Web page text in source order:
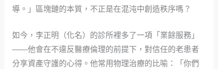
導。」區塊鏈的本質，不正是在混沌中創造秩序嗎？
如今，李正明（化名）的診所裡多了一項「業餘服務」
——他會在不違反醫療倫理的前提下，對信任的老患者
分享資產守護的心得。他常用物理治療的比喻：「你們